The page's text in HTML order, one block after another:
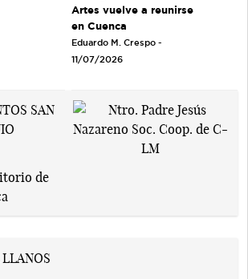
Artes vuelve a reunirse
en Cuenca
Eduardo M. Crespo -
11/07/2026